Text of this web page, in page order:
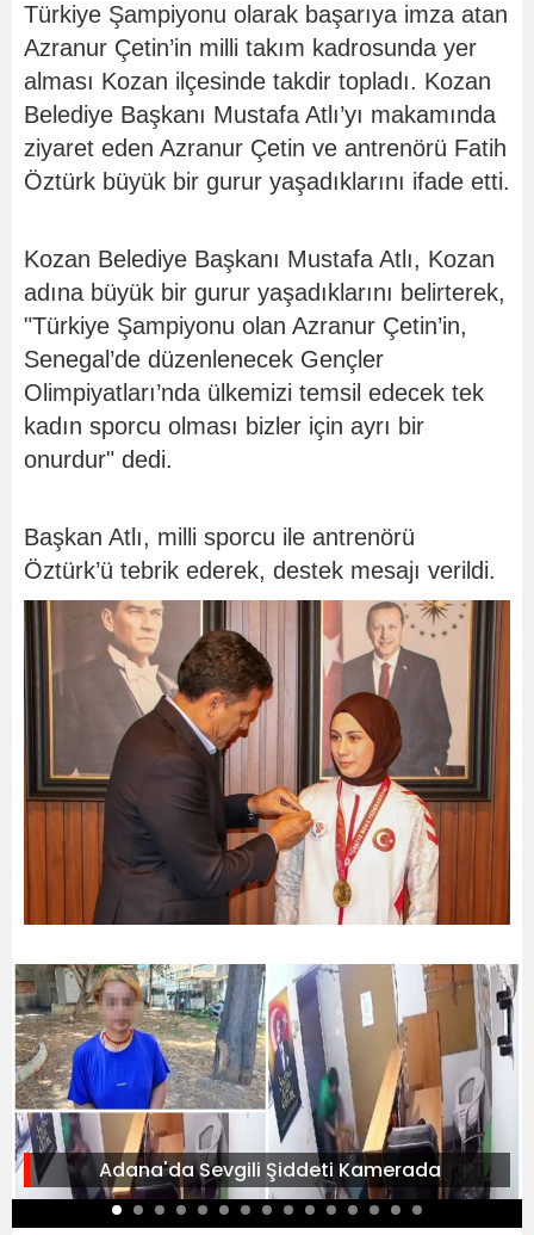
Türkiye Şampiyonu olarak başarıya imza atan
Azranur Çetin’in milli takım kadrosunda yer
alması Kozan ilçesinde takdir topladı. Kozan
Belediye Başkanı Mustafa Atlı’yı makamında
ziyaret eden Azranur Çetin ve antrenörü Fatih
Öztürk büyük bir gurur yaşadıklarını ifade etti.
Kozan Belediye Başkanı Mustafa Atlı, Kozan
adına büyük bir gurur yaşadıklarını belirterek,
"Türkiye Şampiyonu olan Azranur Çetin’in,
Senegal’de düzenlenecek Gençler
Olimpiyatları’nda ülkemizi temsil edecek tek
kadın sporcu olması bizler için ayrı bir
onurdur" dedi.
Başkan Atlı, milli sporcu ile antrenörü
Öztürk’ü tebrik ederek, destek mesajı verildi.
Adana'da Sevgili Şiddeti Kamerada